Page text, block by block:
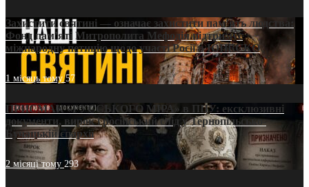
Захистити святині — означає захистити пам’ять людства:
Фонд пам’яті Митрополита Мефодія підтримує
міжнародну петицію щодо участі Росії в ЮНЕСКО
1 місяць тому57
ПРИСМАК «РУССЬКОГО МІРА» в ПЦУ: ексклюзивні
документи, вирок і російський слід у Тернопільсько-
Бучацькій єпархії
2 місяці тому 293